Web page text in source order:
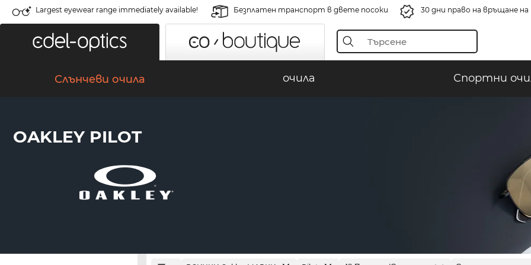
Largest eyewear range immediately available! Безплатен транспорт в двете посоки 30 дни право на връщане
Слънчеви очила очила Спортни
OAKLEY PILOT